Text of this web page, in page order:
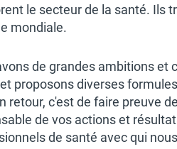
le secteur de la santé. Ils
mondiale.
de grandes ambitions et
proposons diverses
retour, c'est de faire preuve
de vos actions et
de santé avec qui